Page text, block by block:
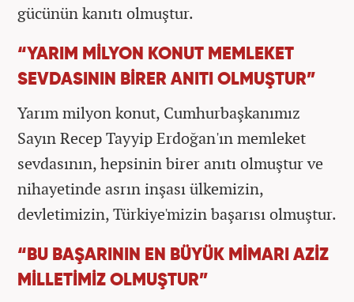
gücünün kanıtı olmuştur.
“YARIM MİLYON KONUT MEMLEKET
SEVDASININ BİRER ANITI OLMUŞTUR”
Yarım milyon konut, Cumhurbaşkanımız
Sayın Recep Tayyip Erdoğan'ın memleket
sevdasının, hepsinin birer anıtı olmuştur ve
nihayetinde asrın inşası ülkemizin,
devletimizin, Türkiye'mizin başarısı olmuştur.
“BU BAŞARININ EN BÜYÜK MİMARI AZİZ
MİLLETİMİZ OLMUŞTUR”